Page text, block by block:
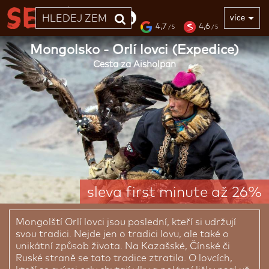
33 LET více
4,7 / 5 4,6 / 5
sleva first minute až 26%
Mongolsko - Orlí lovci (Expedice)
Cesta za Aisholpan
Mongolští Orlí lovci jsou poslední, kteří si udržují
svou tradici. Nejde jen o tradici lovu, ale také o
unikátní způsob života. Na Kazašské, Čínské či
Ruské straně se tato tradice ztratila. O lovcích,